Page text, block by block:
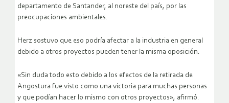
departamento de Santander, al noreste del país, por las
preocupaciones ambientales.
Herz sostuvo que eso podría afectar a la industria en general
debido a otros proyectos pueden tener la misma oposición.
«Sin duda todo esto debido a los efectos de la retirada de
Angostura fue visto como una victoria para muchas personas
y que podían hacer lo mismo con otros proyectos», afirmó.